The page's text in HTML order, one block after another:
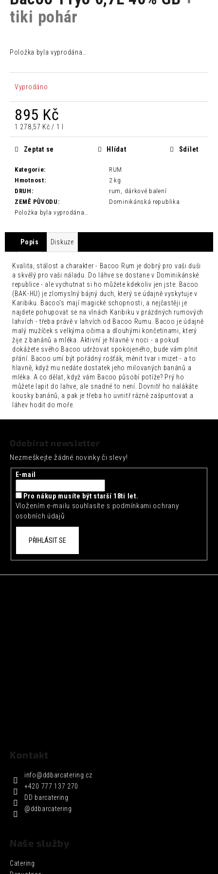
0,0
z
tiki pohár
Položka byla vyprodána…
Vyprodáno
895 Kč
Měrná
cena:
1 278,57 Kč / 1 l
Kategorie:
RUM
Hmotnost:
2 kg
DRUH :
rum, dárkové balení
ZEMĚ PŮVODU :
Dominikánská republika
Položka byla vyprodána…
Zeptat se Hlídat Sdílet
Popis Diskuze
Kvalita, stálost a charakter - Bacoo Rum je dobrý pro vaši duši
a skvělý pro vaši náladu. Do láhve se dostane v Dominikánské
republice - ale vychutnat si ho můžete kdekoliv jen jste. Bacoo
(BAK-HU) je zlomyslný bájný duch, který se údajně vyskytuje v
Karibiku. Bacoo's mají magické schopnosti, a nejčastěji je
najdete pohupovat se na vlnách Karibiku v prázdných rumových
lahvích - třeba právě v lahvích od Bacoo Rumu. Bacoo je údajně
malý mužíček s velkýma očima a dlouhými končetinami, který
žije z banánů a mléka. Aktivní je hlavně v noci - a pokud
dokážete svého Bacoo udržovat spokojeného, bude vám plnit
přání. Bacoo umí být pořádný rošťák, měnit tvar i mizet - a to
hlavně, když mu nedáte dostatek jeho milovaných banánů a
mléka. A co dělat, když vám Bacoo působí potíže? Prý ho
můžete lapit do lahve, ale snadné to není. Dovnitř ho nalákáte
kousky banánů, a pak je třeba ho uvnitř rázně zašpuntovat a
láhev hodit do moře.
a
j
t
D
o
p
o
u
u
e
m
e
FENTIMANS
CURIOSITY
COLA
0,275L
52
Kč
Odebírat newsletter
Nezmeškejte žádné novinky či slevy!
E-mail
Pro nákup musíte být starší 18ti let.
Vložením e-mailu souhlasíte s podmínkami ochrany
osobních údajů
PŘIHLÁSIT SE
Kontakt
info@ddbarcatering.cz
+420 777 137 270
DD barcatering
@ddbarcatering
Naše služby
Catering